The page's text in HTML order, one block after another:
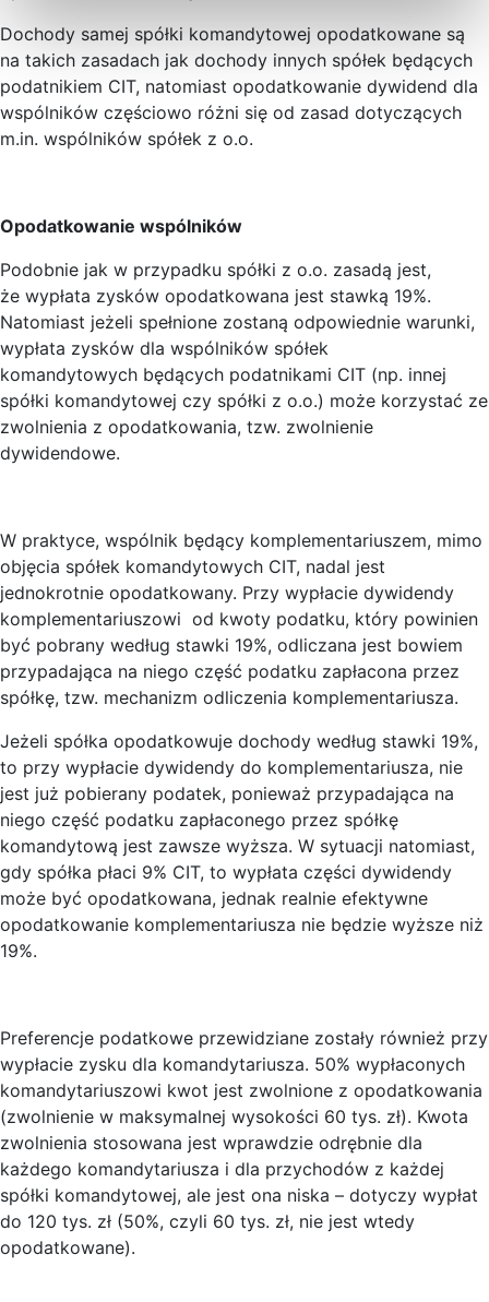
Dochody samej spółki komandytowej opodatkowane są
na takich zasadach jak dochody innych spółek będących
podatnikiem CIT, natomiast opodatkowanie dywidend dla
wspólników częściowo różni się od zasad dotyczących
m.in. wspólników spółek z o.o.
Opodatkowanie wspólników
Podobnie jak w przypadku spółki z o.o. zasadą jest,
że wypłata zysków opodatkowana jest stawką 19%.
Natomiast jeżeli spełnione zostaną odpowiednie warunki,
wypłata zysków dla wspólników spółek
komandytowych będących podatnikami CIT (np. innej
spółki komandytowej czy spółki z o.o.) może korzystać ze
zwolnienia z opodatkowania, tzw. zwolnienie
dywidendowe.
W praktyce, wspólnik będący komplementariuszem, mimo
objęcia spółek komandytowych CIT, nadal jest
jednokrotnie opodatkowany. Przy wypłacie dywidendy
komplementariuszowi od kwoty podatku, który powinien
być pobrany według stawki 19%, odliczana jest bowiem
przypadająca na niego część podatku zapłacona przez
spółkę, tzw. mechanizm odliczenia komplementariusza.
Jeżeli spółka opodatkowuje dochody według stawki 19%,
to przy wypłacie dywidendy do komplementariusza, nie
jest już pobierany podatek, ponieważ przypadająca na
niego część podatku zapłaconego przez spółkę
komandytową jest zawsze wyższa. W sytuacji natomiast,
gdy spółka płaci 9% CIT, to wypłata części dywidendy
może być opodatkowana, jednak realnie efektywne
opodatkowanie komplementariusza nie będzie wyższe niż
19%.
Preferencje podatkowe przewidziane zostały również przy
wypłacie zysku dla komandytariusza. 50% wypłaconych
komandytariuszowi kwot jest zwolnione z opodatkowania
(zwolnienie w maksymalnej wysokości 60 tys. zł). Kwota
zwolnienia stosowana jest wprawdzie odrębnie dla
każdego komandytariusza i dla przychodów z każdej
spółki komandytowej, ale jest ona niska – dotyczy wypłat
do 120 tys. zł (50%, czyli 60 tys. zł, nie jest wtedy
opodatkowane).